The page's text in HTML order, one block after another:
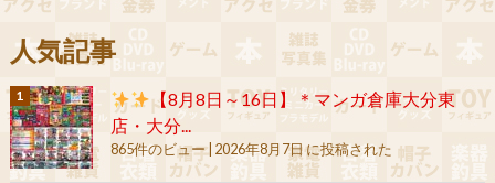
人気記事
【8月8日～16日】＊マンガ倉庫大分東
店・大分...
865件のビュー| 2026年8月7日 に投稿された